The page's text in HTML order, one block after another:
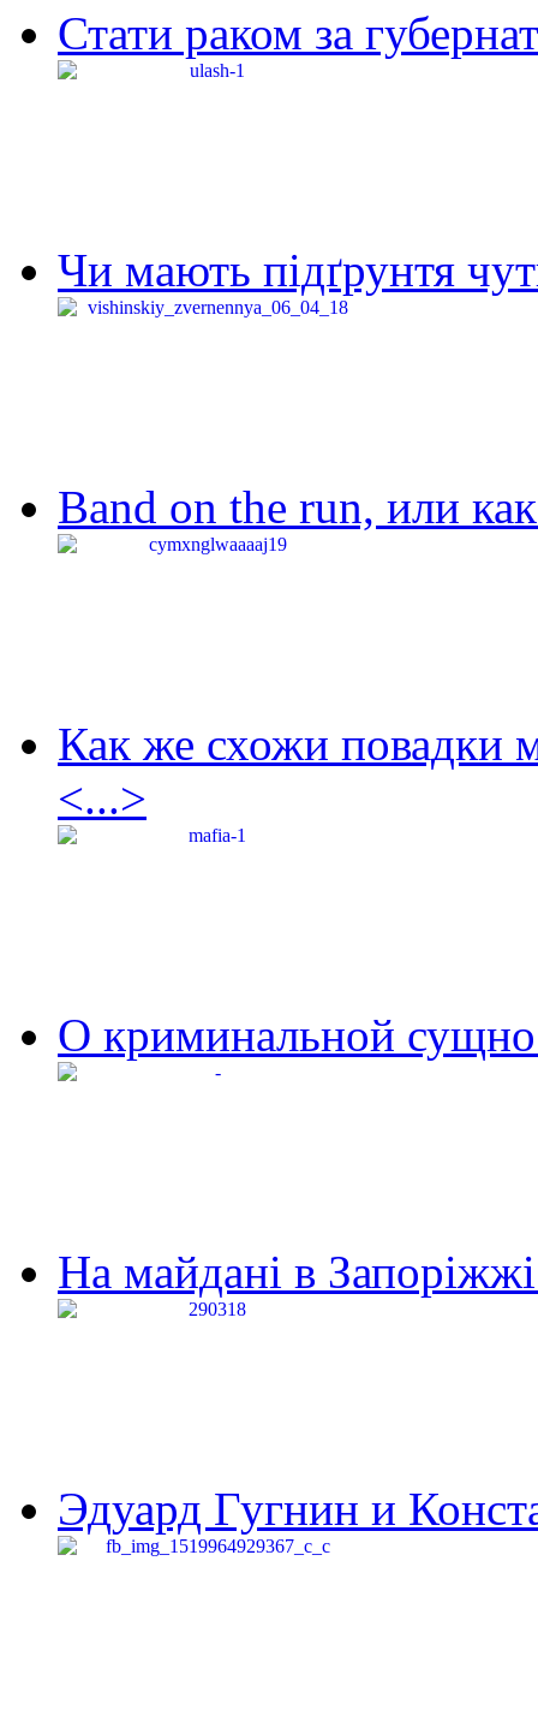
Стати раком за
Чи мають підґрунтя
Band on the run, или
Как же схожи повадки
<...>
О криминальной
На майдані в
Эдуард Гугнин и